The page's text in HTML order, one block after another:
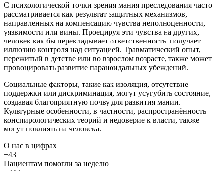
С психологической точки зрения мания преследования часто
рассматривается как результат защитных механизмов,
направленных на компенсацию чувства неполноценности,
уязвимости или вины. Проецируя эти чувства на других,
человек как бы перекладывает ответственность, получает
иллюзию контроля над ситуацией. Травматический опыт,
пережитый в детстве или во взрослом возрасте, также может
провоцировать развитие параноидальных убеждений.
Социальные факторы, такие как изоляция, отсутствие
поддержки или дискриминация, могут усугубить состояние,
создавая благоприятную почву для развития мании.
Культурные особенности, в частности, распространённость
конспирологических теорий и недоверие к власти, также
могут повлиять на человека.
О нас в цифрах
+43
Пациентам помогли за неделю